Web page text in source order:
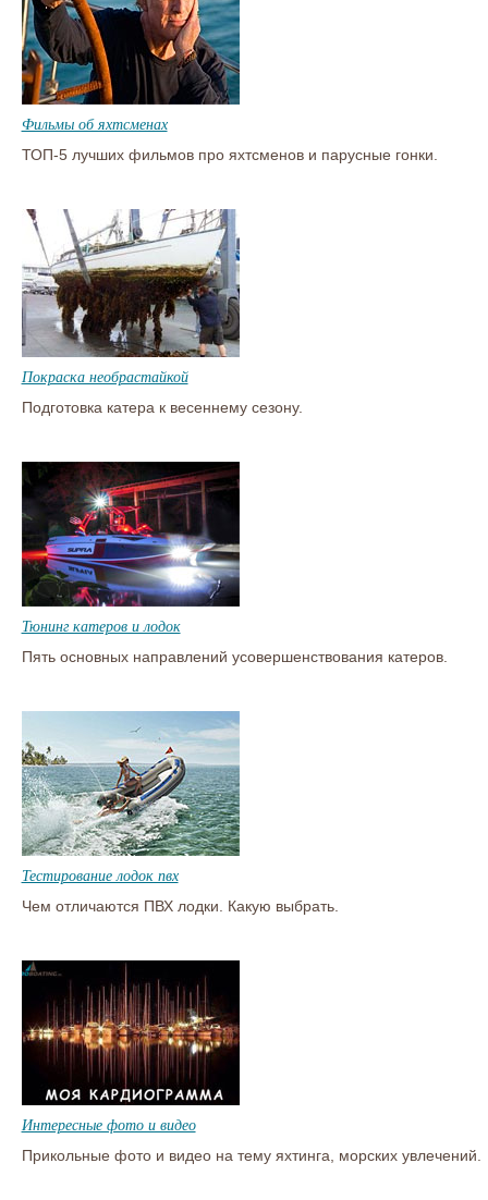
Фильмы об яхтсменах
ТОП-5 лучших фильмов про яхтсменов и парусные гонки.
Покраска необрастайкой
Подготовка катера к весеннему сезону.
Тюнинг катеров и лодок
Пять основных направлений усовершенствования катеров.
Тестирование лодок пвх
Чем отличаются ПВХ лодки. Какую выбрать.
Интересные фото и видео
Прикольные фото и видео на тему яхтинга, морских увлечений.